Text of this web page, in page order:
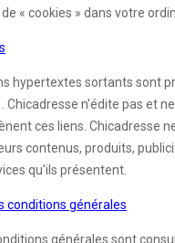
« cookies » dans votre
hypertextes sortants sont
Chicadresse n'édite pas et
ces liens. Chicadresse
contenus, produits,
qu'ils présentent.
conditions générales
générales sont